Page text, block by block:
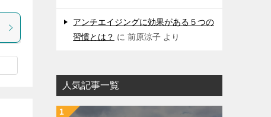
アンチエイジングに効果がある５つの
習慣とは？ に 前原涼子 より
人気記事一覧